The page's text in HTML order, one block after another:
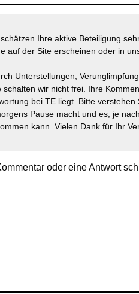
Ihre aktive Beteiligung
auf der Site erscheinen oder in
Unterstellungen,
wir nicht frei. Ihre
bei TE liegt. Bitte verstehen
Pause macht und es, je nach
kann. Vielen Dank für Ihr
oder eine Antwort